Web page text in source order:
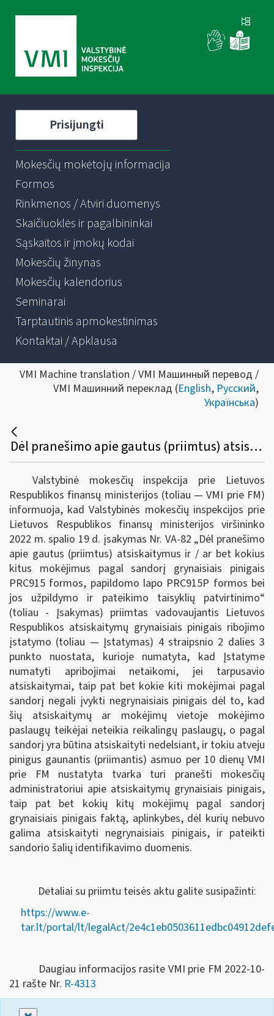
Prisijungti
Mokesčių mokėtojų informacija
Formos
Rinkmenos / Atviri duomenys
Skaičiuoklės ir pagalbininkai
Sąskaitos ir įmokų kodai
Mokesčių žinynas
Mokesčių kalendorius
Seminarai
Tarptautinis apmokestinimas
Kontaktai / Apklausa
VMI Machine translation / VMI Машинный перевод /
VMI Машинний переклад (English, Русский,
Українська)
Dėl pranešimo apie gautus (priimtus) atsiskaitymus ir/ar bet kokius kitus mokėjimus pagal sandorį grynaisiais pinigais PRC915 formos, papildomo lapo PRC915P formos bei jos užpildymo ir pateikimo taisyklių patvirtinimo
Valstybinė mokesčių inspekcija prie Lietuvos
Respublikos finansų ministerijos (toliau ― VMI prie FM)
informuoja, kad Valstybinės mokesčių inspekcijos prie
Lietuvos Respublikos finansų ministerijos viršininko
2022 m. spalio 19 d. įsakymas Nr. VA-82 „Dėl pranešimo
apie gautus (priimtus) atsiskaitymus ir / ar bet kokius
kitus mokėjimus pagal sandorį grynaisiais pinigais
PRC915 formos, papildomo lapo PRC915P formos bei
jos užpildymo ir pateikimo taisyklių patvirtinimo“
(toliau - Įsakymas) priimtas vadovaujantis Lietuvos
Respublikos atsiskaitymų grynaisiais pinigais ribojimo
įstatymo (toliau ― Įstatymas) 4 straipsnio 2 dalies 3
punkto nuostata, kurioje numatyta, kad Įstatyme
numatyti apribojimai netaikomi, jei tarpusavio
atsiskaitymai, taip pat bet kokie kiti mokėjimai pagal
sandorį negali įvykti negrynaisiais pinigais dėl to, kad
šių atsiskaitymų ar mokėjimų vietoje mokėjimo
paslaugų teikėjai neteikia reikalingų paslaugų, o pagal
sandorį yra būtina atsiskaityti nedelsiant, ir tokiu atveju
pinigus gaunantis (priimantis) asmuo per 10 dienų VMI
prie FM nustatyta tvarka turi pranešti mokesčių
administratoriui apie atsiskaitymų grynaisiais pinigais,
taip pat bet kokių kitų mokėjimų pagal sandorį
grynaisiais pinigais faktą, aplinkybes, dėl kurių nebuvo
galima atsiskaityti negrynaisiais pinigais, ir pateikti
sandorio šalių identifikavimo duomenis.
Detaliai su priimtu teisės aktu galite susipažinti:
https://www.e-
tar.lt/portal/lt/legalAct/
Daugiau informacijos rasite VMI prie FM 2022-10-
21 rašte Nr. R-4313